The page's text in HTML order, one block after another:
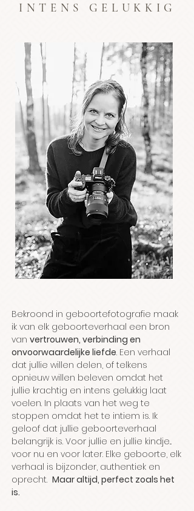
INTENS GELUKKIG
Bekroond in geboortefotografie maak
ik van elk geboorteverhaal een bron
van vertrouwen, verbinding en
onvoorwaardelijke liefde. Een verhaal
dat jullie willen delen, of telkens
opnieuw willen beleven omdat het
jullie krachtig en intens gelukkig laat
voelen. In plaats van het weg te
stoppen omdat het te intiem is. Ik
geloof dat jullie geboorteverhaal
belangrijk is. Voor jullie en jullie kindje...
voor nu en voor later. Elke geboorte, elk
verhaal is bijzonder, authentiek en
oprecht. Maar altijd, perfect zoals het
is.